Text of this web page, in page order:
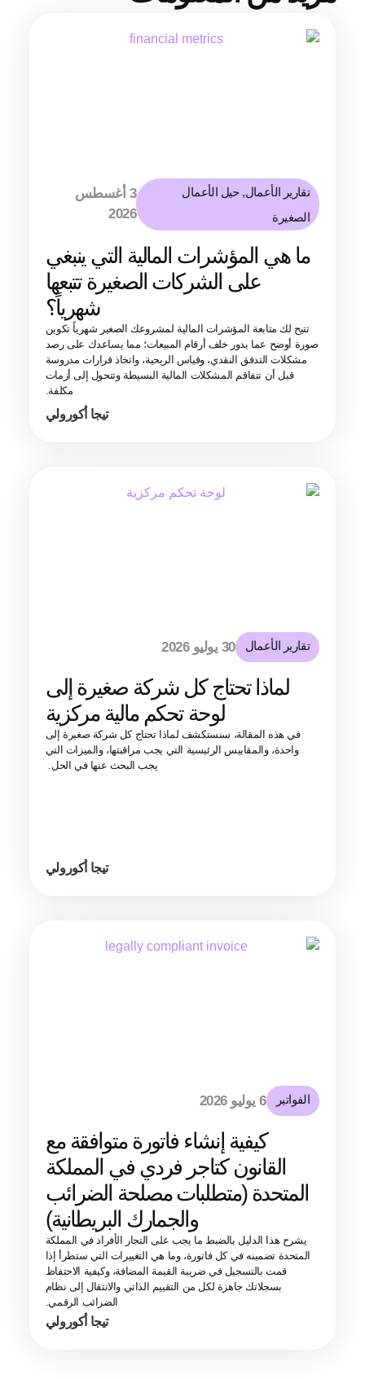
تقارير الأعمال,حيل الأعمال
الصغيرة
3 أغسطس
2026
ما هي المؤشرات المالية التي ينبغي
على الشركات الصغيرة تتبعها
شهرياً؟
تتيح لك متابعة المؤشرات المالية لمشروعك الصغير شهرياً تكوين
صورة أوضح عما يدور خلف أرقام المبيعات؛ مما يساعدك على رصد
مشكلات التدفق النقدي، وقياس الربحية، واتخاذ قرارات مدروسة
قبل أن تتفاقم المشكلات المالية البسيطة وتتحول إلى أزمات
مكلفة.
تيجا أكورولي
تقارير الأعمال 30 يوليو 2026
لماذا تحتاج كل شركة صغيرة إلى
لوحة تحكم مالية مركزية
في هذه المقالة، سنستكشف لماذا تحتاج كل شركة صغيرة إلى
واحدة، والمقاييس الرئيسية التي يجب مراقبتها، والميزات التي
يجب البحث عنها في الحل.
تيجا أكورولي
الفواتير 6 يوليو 2026
كيفية إنشاء فاتورة متوافقة مع
القانون كتاجر فردي في المملكة
المتحدة (متطلبات مصلحة الضرائب
والجمارك البريطانية)
يشرح هذا الدليل بالضبط ما يجب على التجار الأفراد في المملكة
المتحدة تضمينه في كل فاتورة، وما هي التغييرات التي ستطرأ إذا
قمت بالتسجيل في ضريبة القيمة المضافة، وكيفية الاحتفاظ
بسجلاتك جاهزة لكل من التقييم الذاتي والانتقال إلى نظام
الضرائب الرقمي.
تيجا أكورولي